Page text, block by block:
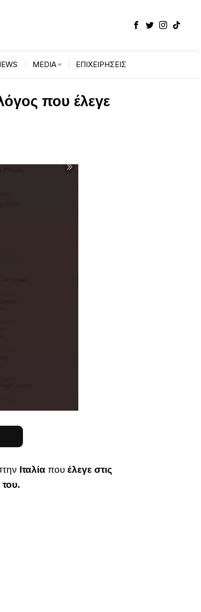
MEDIA ΕΠΙΧΕΙΡΉΣΕΙΣ
που έλεγε
Ιταλίαπου έλεγε στις